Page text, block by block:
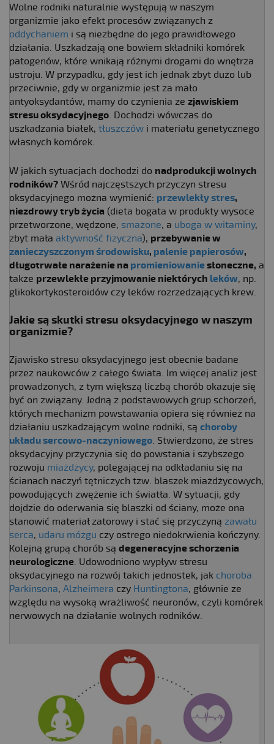
Wolne rodniki naturalnie występują w naszym
organizmie jako efekt procesów związanych z
oddychaniem i są niezbędne do jego prawidłowego
działania. Uszkadzają one bowiem składniki komórek
patogenów, które wnikają różnymi drogami do wnętrza
ustroju. W przypadku, gdy jest ich jednak zbyt dużo lub
przeciwnie, gdy w organizmie jest za mało
antyoksydantów, mamy do czynienia ze zjawiskiem
stresu oksydacyjnego. Dochodzi wówczas do
uszkadzania białek, tłuszczów i materiału genetycznego
własnych komórek.
W jakich sytuacjach dochodzi do nadprodukcji wolnych
rodników? Wśród najczęstszych przyczyn stresu
oksydacyjnego można wymienić: przewlekły stres,
niezdrowy tryb życia (dieta bogata w produkty wysoce
przetworzone, wędzone, smażone, a uboga w witaminy,
zbyt mała aktywność fizyczna), przebywanie w
zanieczyszczonym środowisku, palenie papierosów,
długotrwałe narażenie na promieniowaniesłoneczne, a
także przewlekłe przyjmowanie niektórych leków, np.
glikokortykosteroidów czy leków rozrzedzających krew.
Jakie są skutki stresu oksydacyjnego w naszym
organizmie?
Zjawisko stresu oksydacyjnego jest obecnie badane
przez naukowców z całego świata. Im więcej analiz jest
prowadzonych, z tym większą liczbą chorób okazuje się
być on związany. Jedną z podstawowych grup schorzeń,
których mechanizm powstawania opiera się również na
działaniu uszkadzającym wolne rodniki, są choroby
układu sercowo-naczyniowego. Stwierdzono, że stres
oksydacyjny przyczynia się do powstania i szybszego
rozwoju miażdżycy, polegającej na odkładaniu się na
ścianach naczyń tętniczych tzw. blaszek miażdżycowych,
powodujących zwężenie ich światła. W sytuacji, gdy
dojdzie do oderwania się blaszki od ściany, może ona
stanowić materiał zatorowy i stać się przyczyną zawału
serca, udaru mózgu czy ostrego niedokrwienia kończyny.
Kolejną grupą chorób są degeneracyjne schorzenia
neurologiczne. Udowodniono wypływ stresu
oksydacyjnego na rozwój takich jednostek, jak choroba
Parkinsona, Alzheimera czy Huntingtona, głównie ze
względu na wysoką wrażliwość neuronów, czyli komórek
nerwowych na działanie wolnych rodników.